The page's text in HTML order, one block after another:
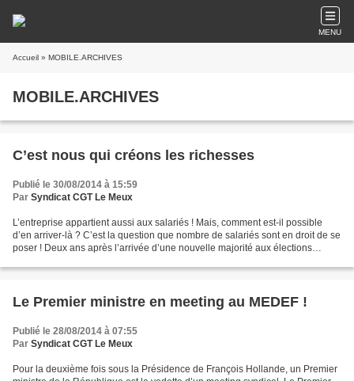
MENU
Accueil » MOBILE.ARCHIVES
MOBILE.ARCHIVES
C’est nous qui créons les richesses
Publié le 30/08/2014 à 15:59
Par Syndicat CGT Le Meux
L’entreprise appartient aussi aux salariés ! Mais, comment est-il possible
d’en arriver-là ? C’est la question que nombre de salariés sont en droit de se
poser ! Deux ans après l’arrivée d’une nouvelle majorité aux élections
Le Premier ministre en meeting au MEDEF !
Publié le 28/08/2014 à 07:55
Par Syndicat CGT Le Meux
Pour la deuxième fois sous la Présidence de François Hollande, un Premier